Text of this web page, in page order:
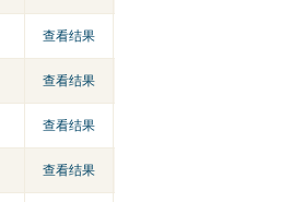
查看结果
查看结果
查看结果
查看结果